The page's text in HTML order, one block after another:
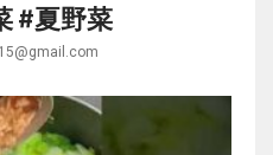
#夏野菜